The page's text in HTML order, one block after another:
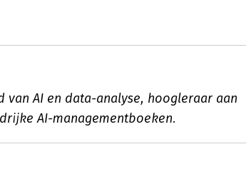
AI en data-analyse, hoogleraar aan
AI-managementboeken.